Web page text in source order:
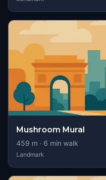
Mushroom Mural
459 m · 6 min walk
Landmark